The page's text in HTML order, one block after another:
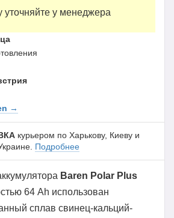
уточняйте у менеджера
→
курьером по Харькову, Киеву и
Подробнее
Baren Polar Plus
64 Ah использован
сплав свинец-кальций-